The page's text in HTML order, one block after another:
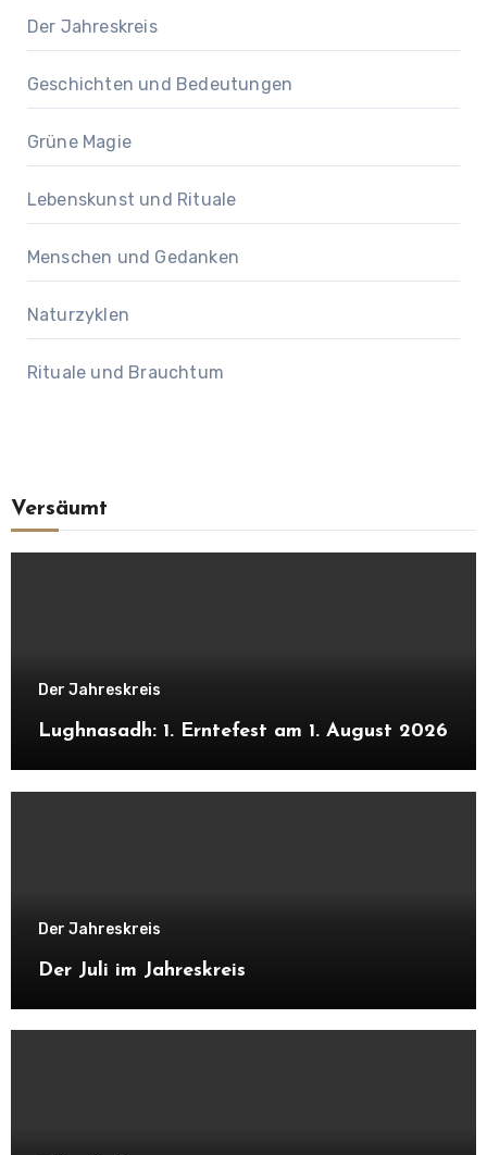
Der Jahreskreis
Geschichten und Bedeutungen
Grüne Magie
Lebenskunst und Rituale
Menschen und Gedanken
Naturzyklen
Rituale und Brauchtum
Versäumt
Der Jahreskreis
Lughnasadh: 1. Erntefest am 1. August 2026
Der Jahreskreis
Der Juli im Jahreskreis